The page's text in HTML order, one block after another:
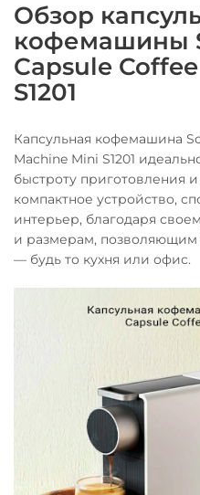
Обзор
кофемашины
Capsule
S1201
Капсульная кофемашина
Machine Mini S1201
быстроту приготовления
компактное устройство,
интерьер, благодаря
и размерам, позволяющим
— будь то кухня или офис.